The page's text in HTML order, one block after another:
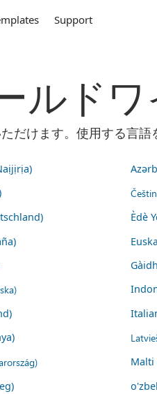
Support
ルドワ
けます。使用する言語
Èdè
Malti